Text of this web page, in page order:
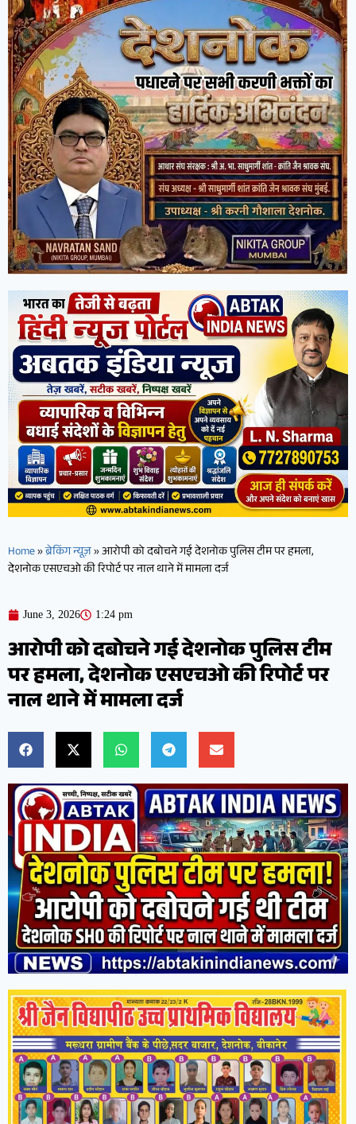
Home»ब्रेकिंग न्यूज़»आरोपी को दबोचने गई देशनोक पुलिस टीम पर हमला,
देशनोक एसएचओ की रिपोर्ट पर नाल थाने में मामला दर्ज
June 3, 2026 1:24 pm
आरोपी को दबोचने गई देशनोक पुलिस टीम
पर हमला, देशनोक एसएचओ की रिपोर्ट पर
नाल थाने में मामला दर्ज